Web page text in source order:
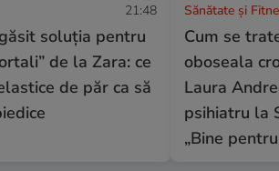
21:48
soluția pentru
de la Zara: ce
de păr ca să
Sănătate și
Cum se
oboseala
Laura
psihiatru la
„Bine